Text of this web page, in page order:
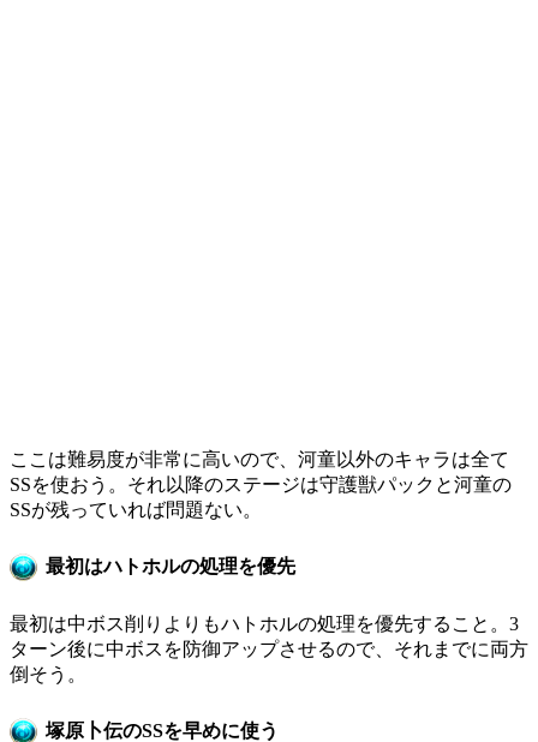
ここは難易度が非常に高いので、河童以外のキャラは全て
SSを使おう。それ以降のステージは守護獣パックと河童の
SSが残っていれば問題ない。
最初はハトホルの処理を優先
最初は中ボス削りよりもハトホルの処理を優先すること。3
ターン後に中ボスを防御アップさせるので、それまでに両方
倒そう。
塚原卜伝のSSを早めに使う